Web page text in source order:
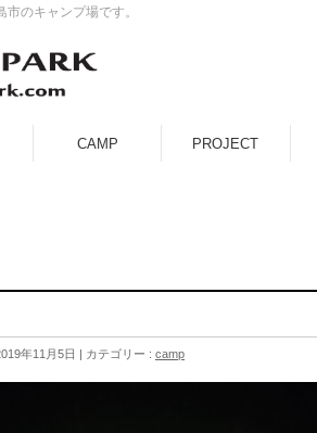
のキャンプ場です。
CAMP PROJECT
年11月5日 カテゴリー : camp